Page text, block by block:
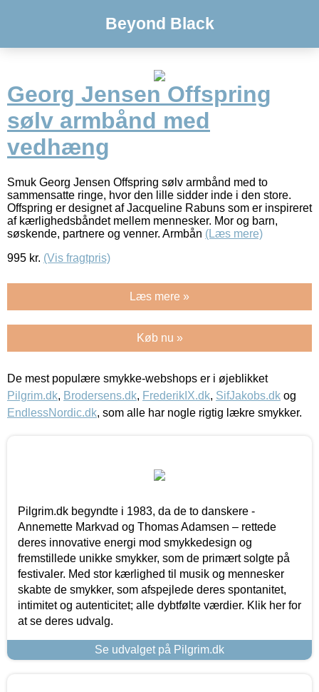
Beyond Black
Georg Jensen Offspring
sølv armbånd med
vedhæng
Smuk Georg Jensen Offspring sølv armbånd med to
sammensatte ringe, hvor den lille sidder inde i den store.
Offspring er designet af Jacqueline Rabuns som er inspireret
af kærlighedsbåndet mellem mennesker. Mor og barn,
søskende, partnere og venner. Armbån (Læs mere)
995 kr. (Vis fragtpris)
Læs mere »
Køb nu »
De mest populære smykke-webshops er i øjeblikket
Pilgrim.dk, Brodersens.dk, FrederikIX.dk, SifJakobs.dk og
EndlessNordic.dk, som alle har nogle rigtig lækre smykker.
Pilgrim.dk begyndte i 1983, da de to danskere -
Annemette Markvad og Thomas Adamsen – rettede
deres innovative energi mod smykkedesign og
fremstillede unikke smykker, som de primært solgte på
festivaler. Med stor kærlighed til musik og mennesker
skabte de smykker, som afspejlede deres spontanitet,
intimitet og autenticitet; alle dybtfølte værdier. Klik her for
at se deres udvalg.
Se udvalget på Pilgrim.dk